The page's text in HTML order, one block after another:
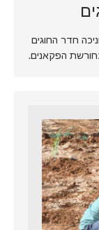
חדר החוגים
הפקאנים.